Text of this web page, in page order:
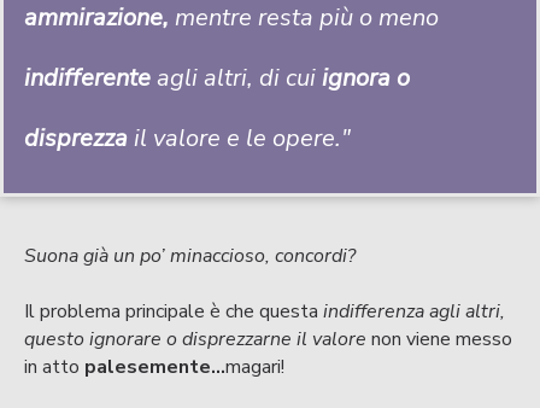
ammirazione, mentre resta più o meno
indifferente agli altri, di cuiignora o
disprezza il valore e le opere."
Suona già un po’ minaccioso, concordi?
Il problema principale è che questa indifferenza agli altri,
questo ignorare o disprezzarne il valore non viene messo
in atto palesemente...magari!